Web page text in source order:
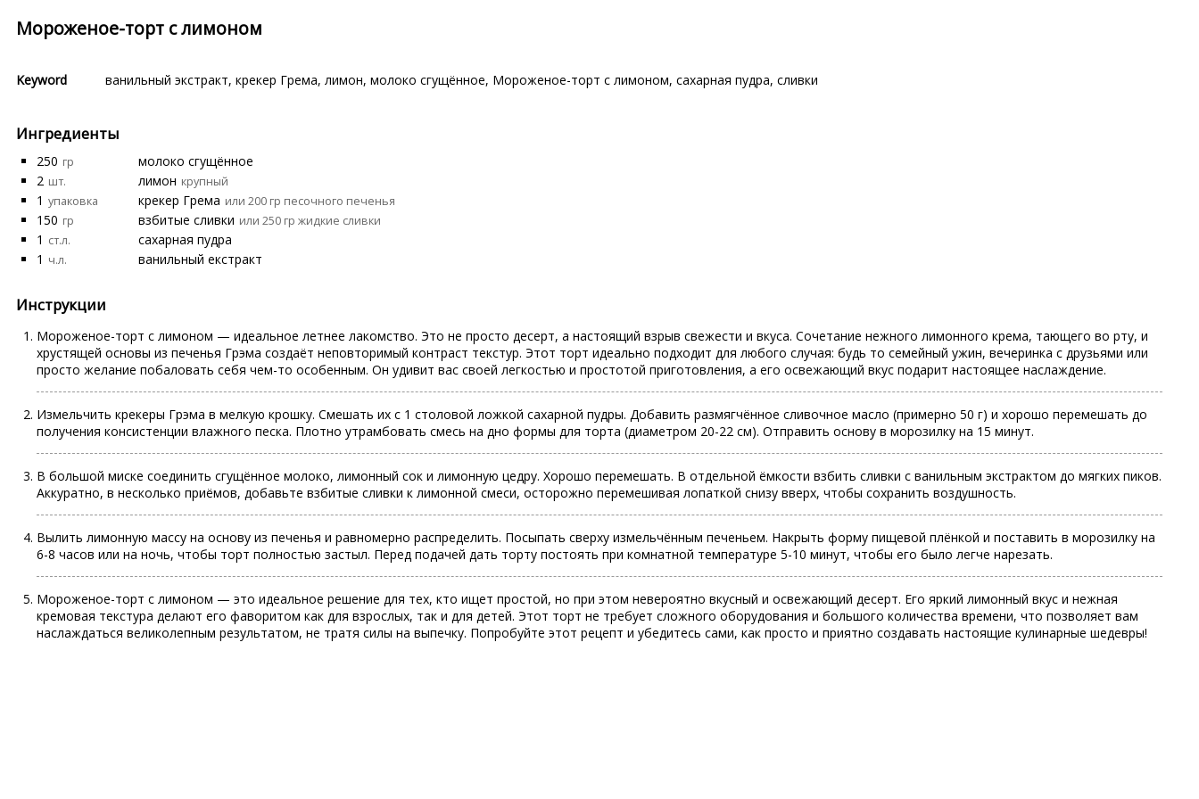
Мороженое-торт с лимоном
Keyword ванильный экстракт, крекер Грема, лимон, молоко сгущённое, Мороженое-торт с лимоном, сахарная пудра, сливки
Ингредиенты
250 гр
молоко сгущённое
2 шт. лимон крупный
1 упаковка крекер Грема или 200 гр песочного печенья
150 гр взбитые сливки или 250 гр жидкие сливки
1 ст.л.
сахарная пудра
1 ч.л. ванильный екстракт
Инструкции
Мороженое-торт с лимоном — идеальное летнее лакомство. Это не просто десерт, а настоящий взрыв свежести и вкуса. Сочетание нежного лимонного крема, тающего во рту, и
хрустящей основы из печенья Грэма создаёт неповторимый контраст текстур. Этот торт идеально подходит для любого случая: будь то семейный ужин, вечеринка с друзьями или
просто желание побаловать себя чем-то особенным. Он удивит вас своей легкостью и простотой приготовления, а его освежающий вкус подарит настоящее наслаждение.
Измельчить крекеры Грэма в мелкую крошку. Смешать их с 1 столовой ложкой сахарной пудры. Добавить размягчённое сливочное масло (примерно 50 г) и хорошо перемешать до
получения консистенции влажного песка. Плотно утрамбовать смесь на дно формы для торта (диаметром 20-22 см). Отправить основу в морозилку на 15 минут.
В большой миске соединить сгущённое молоко, лимонный сок и лимонную цедру. Хорошо перемешать. В отдельной ёмкости взбить сливки с ванильным экстрактом до мягких пиков.
Аккуратно, в несколько приёмов, добавьте взбитые сливки к лимонной смеси, осторожно перемешивая лопаткой снизу вверх, чтобы сохранить воздушность.
Вылить лимонную массу на основу из печенья и равномерно распределить. Посыпать сверху измельчённым печеньем. Накрыть форму пищевой плёнкой и поставить в морозилку на
6-8 часов или на ночь, чтобы торт полностью застыл. Перед подачей дать торту постоять при комнатной температуре 5-10 минут, чтобы его было легче нарезать.
Мороженое-торт с лимоном — это идеальное решение для тех, кто ищет простой, но при этом невероятно вкусный и освежающий десерт. Его яркий лимонный вкус и нежная
кремовая текстура делают его фаворитом как для взрослых, так и для детей. Этот торт не требует сложного оборудования и большого количества времени, что позволяет вам
наслаждаться великолепным результатом, не тратя силы на выпечку. Попробуйте этот рецепт и убедитесь сами, как просто и приятно создавать настоящие кулинарные шедевры!